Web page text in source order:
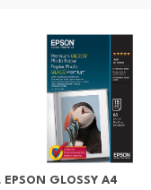
EPSON GLOSSY A4